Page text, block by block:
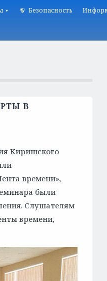
Безопасность
В
Киришского
времени»,
были
Слушателям
времени,